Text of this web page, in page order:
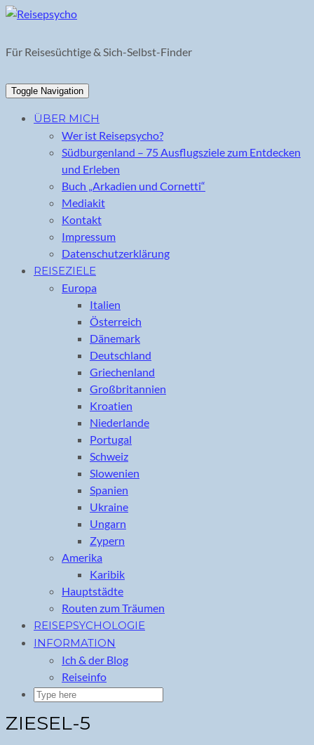
Skip
content
Für Reisesüchtige & Sich-Selbst-Finder
Toggle Navigation
ÜBER MICH
Wer ist Reisepsycho?
Südburgenland – 75 Ausflugsziele zum Entdecken
und Erleben
Buch „Arkadien und Cornetti“
Mediakit
Kontakt
Impressum
Datenschutzerklärung
REISEZIELE
Europa
Italien
Österreich
Dänemark
Deutschland
Griechenland
Großbritannien
Kroatien
Niederlande
Portugal
Schweiz
Slowenien
Spanien
Ukraine
Ungarn
Zypern
Amerika
Karibik
Hauptstädte
Routen zum Träumen
REISEPSYCHOLOGIE
INFORMATION
Ich & der Blog
Reiseinfo
ZIESEL-5